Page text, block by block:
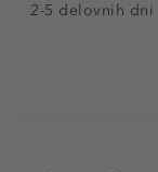
2-5 delovnih dni